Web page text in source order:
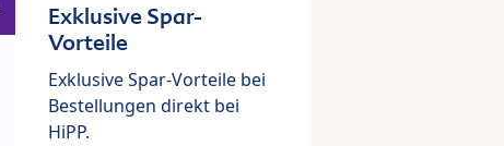
Exklusive Spar-
Vorteile
Exklusive Spar-Vorteile bei
Bestellungen direkt bei
HiPP.